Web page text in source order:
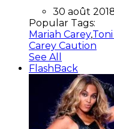
30 août
Popular Tags:
Mariah Carey,
Carey Caution
See All
FlashBack